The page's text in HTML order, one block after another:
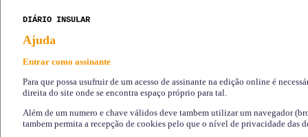
DIÁRIO INSULAR
Ajuda
Entrar como assinante
Para que possa usufruir de um acesso de assinante na edição online é
direita do site onde se encontra espaço próprio para tal.
Além de um numero e chave válidos deve tambem utilizar um navegador
tambem permita a recepção de cookies pelo que o nível de privacidade das